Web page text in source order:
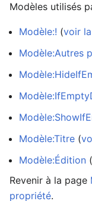
Modèles utilisés
Modèle:! (voir
Modèle:Autres
Modèle:Titre (
Modèle:Édition (
Revenir à la page
propriété.